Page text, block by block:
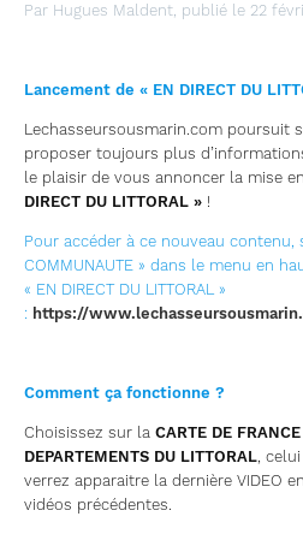
Par Hugues Maldent, publié le 22
Lancement de « EN DIRECT DU
Lechasseursousmarin.com poursuit
proposer toujours plus
le plaisir de vous annoncer la mise
DIRECT DU LITTORAL » !
Pour accéder à ce nouveau contenu,
COMMUNAUTE » dans le menu en
« EN DIRECT DU LITTORAL »
: https://
Comment ça fonctionne ?
Choisissez sur la CARTE DE FRANCE
DEPARTEMENTS DU LITTORAL,
verrez apparaitre la dernière VIDEO
vidéos précédentes.